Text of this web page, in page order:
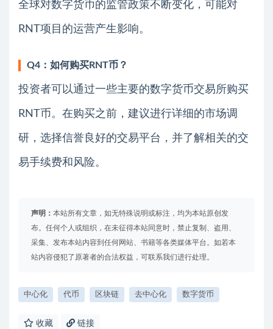
全球对数字货币的监管政策不断变化，可能对
RNT项目的运营产生影响。
Q4：如何购买RNT币？
投资者可以通过一些主要的数字货币交易所购买
RNT币。在购买之前，建议进行详细的市场调
研，选择信誉良好的交易平台，并了解相关的交
易手续费和风险。
声明： 本站所有文章，如无特殊说明或标注，均为本站原创发
布。任何个人或组织，在未征得本站同意时，禁止复制、盗用、
采集、发布本站内容到任何网站、书籍等各类媒体平台。如若本
站内容侵犯了原著者的合法权益，可联系我们进行处理。
中心化 代币 区块链 去中心化 数字货币
收藏 链接